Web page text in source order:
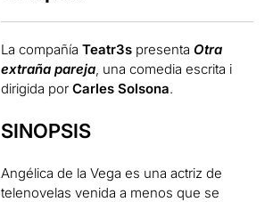
La compañíaTeatr3s presentaOtra
extraña pareja, una comedia escrita i
dirigida porCarles Solsona.
SINOPSIS
Angélica de la Vega es una actriz de
telenovelas venida a menos que se